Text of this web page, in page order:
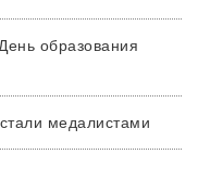
образования
медалистами